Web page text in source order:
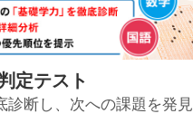
定テスト
断し、次への課題を発見